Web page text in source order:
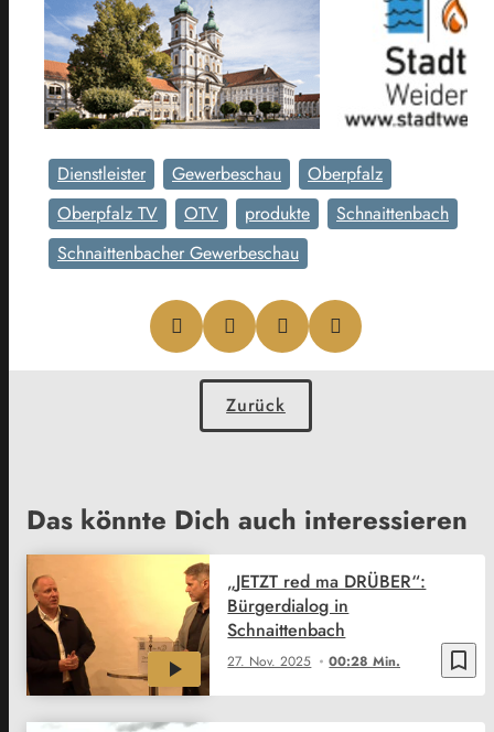
Dienstleister Gewerbeschau
Oberpfalz
Oberpfalz TV
OTV produkte
Schnaittenbach
Schnaittenbacher Gewerbeschau
Zurück
Das könnte Dich auch interessieren
bookmark_border
27. Nov. 2025 00:28 Min.
„JETZT red ma DRÜBER“:
Bürgerdialog in
Schnaittenbach